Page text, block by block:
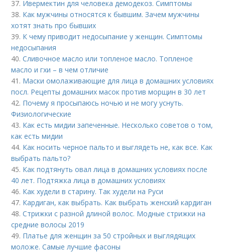
37. Ивермектин для человека демодекоз. Симптомы
38. Как мужчины относятся к бывшим. Зачем мужчины
хотят знать про бывших
39. К чему приводит недосыпание у женщин. Симптомы
недосыпания
40.Сливочное масло или топленое масло. Топленое
масло и гхи – в чем отличие
41. Маски омолаживающие для лица в домашних условиях
посл. Рецепты домашних масок против морщин в 30 лет
42. Почему я просыпаюсь ночью и не могу уснуть.
Физиологические
43. Как есть мидии запеченные. Несколько советов о том,
как есть мидии
44. Как носить черное пальто и выглядеть не, как все. Как
выбрать пальто?
45. Как подтянуть овал лица в домашних условиях после
40 лет. Подтяжка лица в домашних условиях
46. Как худели в старину. Так худели на Руси
47. Кардиган, как выбрать. Как выбрать женский кардиган
48.Стрижки с разной длиной волос. Модные стрижки на
средние волосы 2019
49. Платье для женщин за 50 стройных и выглядящих
моложе. Самые лучшие фасоны